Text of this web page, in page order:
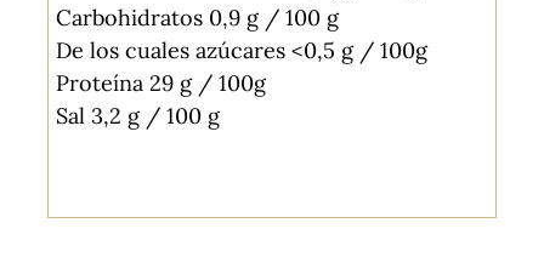
Carbohidratos 0,9 g / 100 g
De los cuales azúcares <0,5 g / 100g
Proteína 29 g / 100g
Sal 3,2 g / 100 g